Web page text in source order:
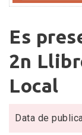
presenta
a
Barcelona
el
Llibre
Es
2n
Local
Data de